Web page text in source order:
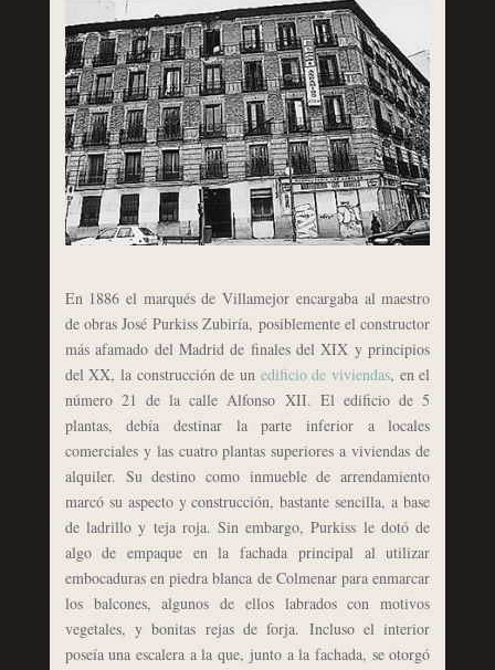
En 1886 el marqués de Villamejor encargaba al maestro
de obras José Purkiss Zubiría, posiblemente el constructor
más afamado del Madrid de finales del XIX y principios
del XX, la construcción de un edificio de viviendas, en el
número 21 de la calle Alfonso XII. El edificio de 5
plantas, debía destinar la parte inferior a locales
comerciales y las cuatro plantas superiores a viviendas de
alquiler. Su destino como inmueble de arrendamiento
marcó su aspecto y construcción, bastante sencilla, a base
de ladrillo y teja roja. Sin embargo, Purkiss le dotó de
algo de empaque en la fachada principal al utilizar
embocaduras en piedra blanca de Colmenar para enmarcar
los balcones, algunos de ellos labrados con motivos
vegetales, y bonitas rejas de forja. Incluso el interior
poseía una escalera a la que, junto a la fachada, se otorgó